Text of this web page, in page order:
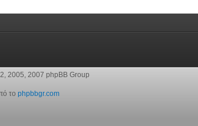
2005, 2007 phpBB Group
το phpbbgr.com